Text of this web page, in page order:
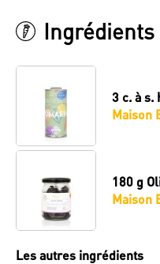
Ingrédients
3 c. à s.
Maison
180 g
Maison
Les autres ingrédients